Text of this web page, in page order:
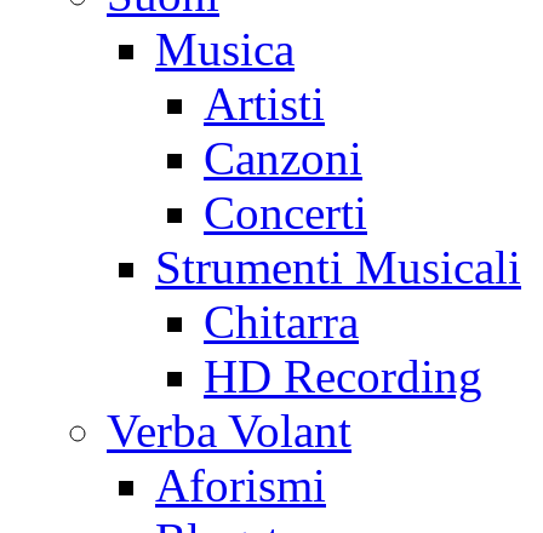
Musica
Artisti
Canzoni
Concerti
Strumenti Musicali
Chitarra
HD Recording
Verba Volant
Aforismi